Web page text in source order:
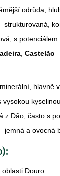
odrůda,
strukturovaná,
s potenciálem
, Castelão
hlavně
vysokou kyselinou
z Dão, často s
jemná a ovocná
oblasti Douro